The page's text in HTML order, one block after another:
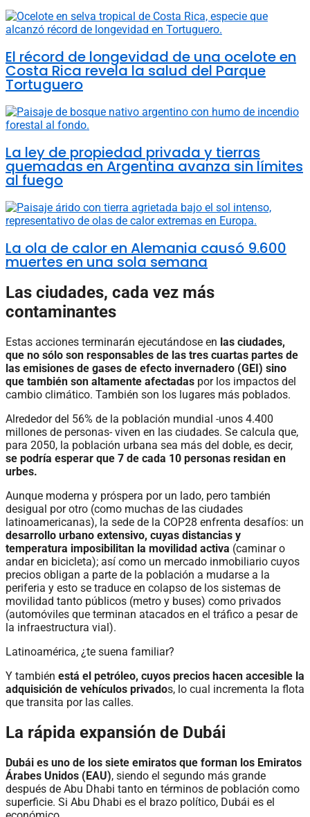
El récord de longevidad de una ocelote en
Costa Rica revela la salud del Parque
Tortuguero
La ley de propiedad privada y tierras
quemadas en Argentina avanza sin límites
al fuego
La ola de calor en Alemania causó 9.600
muertes en una sola semana
Las ciudades, cada vez más
contaminantes
Estas acciones terminarán ejecutándose en las ciudades,
que no sólo son responsables de las tres cuartas partes de
las emisiones de gases de efecto invernadero (GEI) sino
que también son altamente afectadas por los impactos del
cambio climático. También son los lugares más poblados.
Alrededor del 56% de la población mundial -unos 4.400
millones de personas- viven en las ciudades. Se calcula que,
para 2050, la población urbana sea más del doble, es decir,
se podría esperar que 7 de cada 10 personas residan en
urbes.
Aunque moderna y próspera por un lado, pero también
desigual por otro (como muchas de las ciudades
latinoamericanas), la sede de la COP28 enfrenta desafíos: un
desarrollo urbano extensivo, cuyas distancias y
temperatura imposibilitan la movilidad activa (caminar o
andar en bicicleta); así como un mercado inmobiliario cuyos
precios obligan a parte de la población a mudarse a la
periferia y esto se traduce en colapso de los sistemas de
movilidad tanto públicos (metro y buses) como privados
(automóviles que terminan atacados en el tráfico a pesar de
la infraestructura vial).
Latinoamérica, ¿te suena familiar?
Y también está el petróleo, cuyos precios hacen accesible la
adquisición de vehículos privados, lo cual incrementa la flota
que transita por las calles.
La rápida expansión de Dubái
Dubái es uno de los siete emiratos que forman los Emiratos
Árabes Unidos (EAU), siendo el segundo más grande
después de Abu Dhabi tanto en términos de población como
superficie. Si Abu Dhabi es el brazo político, Dubái es el